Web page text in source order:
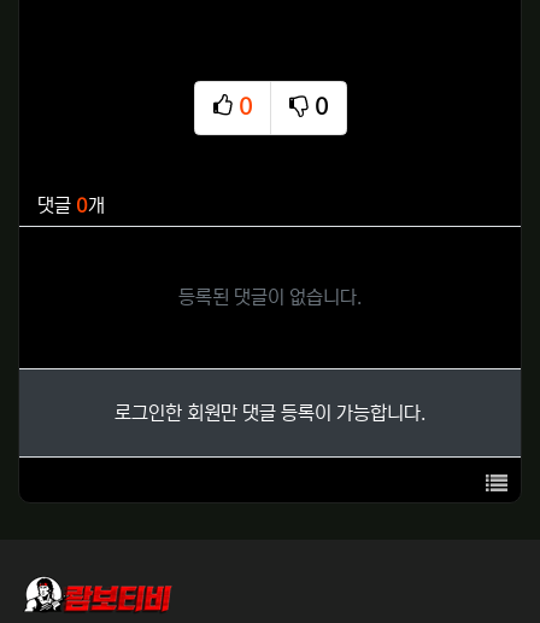
0
추천
0
비추천
댓글 0개
등록된 댓글이 없습니다.
로그인한 회원만 댓글 등록이 가능합니다.
목록